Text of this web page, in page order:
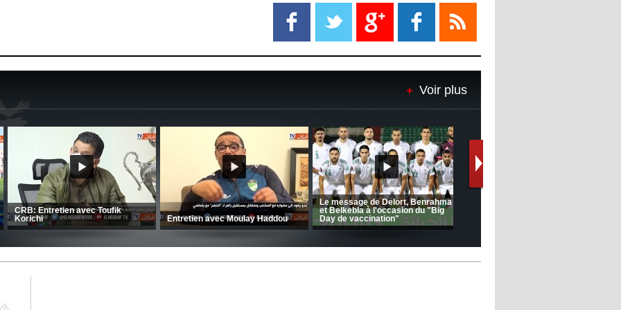
propriétaire
Le Barça savoure sa première
place et chambre le Real Madrid
de matchs"
12:39 - 2022/11/06
Real : Les dirigeants veulent le
départ d'Hazard cet hiver
Voir plus
(Coupe de la CAF) Nkana FC 1 -
CRB 0
CSC: La préparation des hommes
d’Amrani se poursuit en Tunisie
MCA: Kaci-Saïd évoque le large
succès du Mouloudia face au FC
MFM